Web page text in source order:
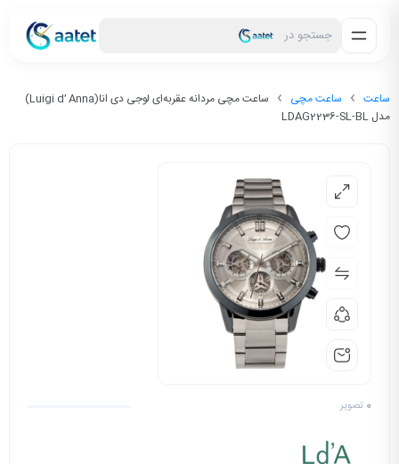
جستجو در
ساعت ساعت مچی
ساعت مچی مردانه عقربه‌ای لوجی دی انا(Luigi d’ Anna)
مدل LDAG2236-SL-BL
0 تصویر